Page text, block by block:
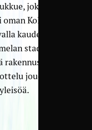
joka voitti
Kolmosen
kaudella
stadionilla
rakennustyöt
joudutaan